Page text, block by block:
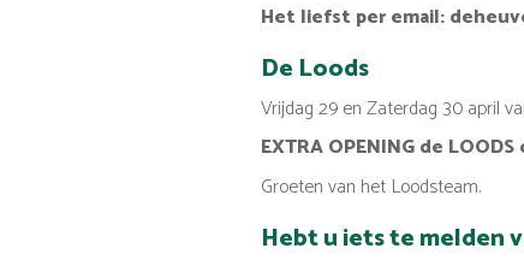
Het liefst per email:
De Loods
Vrijdag 29 en Zaterdag 30 april
EXTRA OPENING de
Groeten van het Loodsteam.
Hebt u iets te melden